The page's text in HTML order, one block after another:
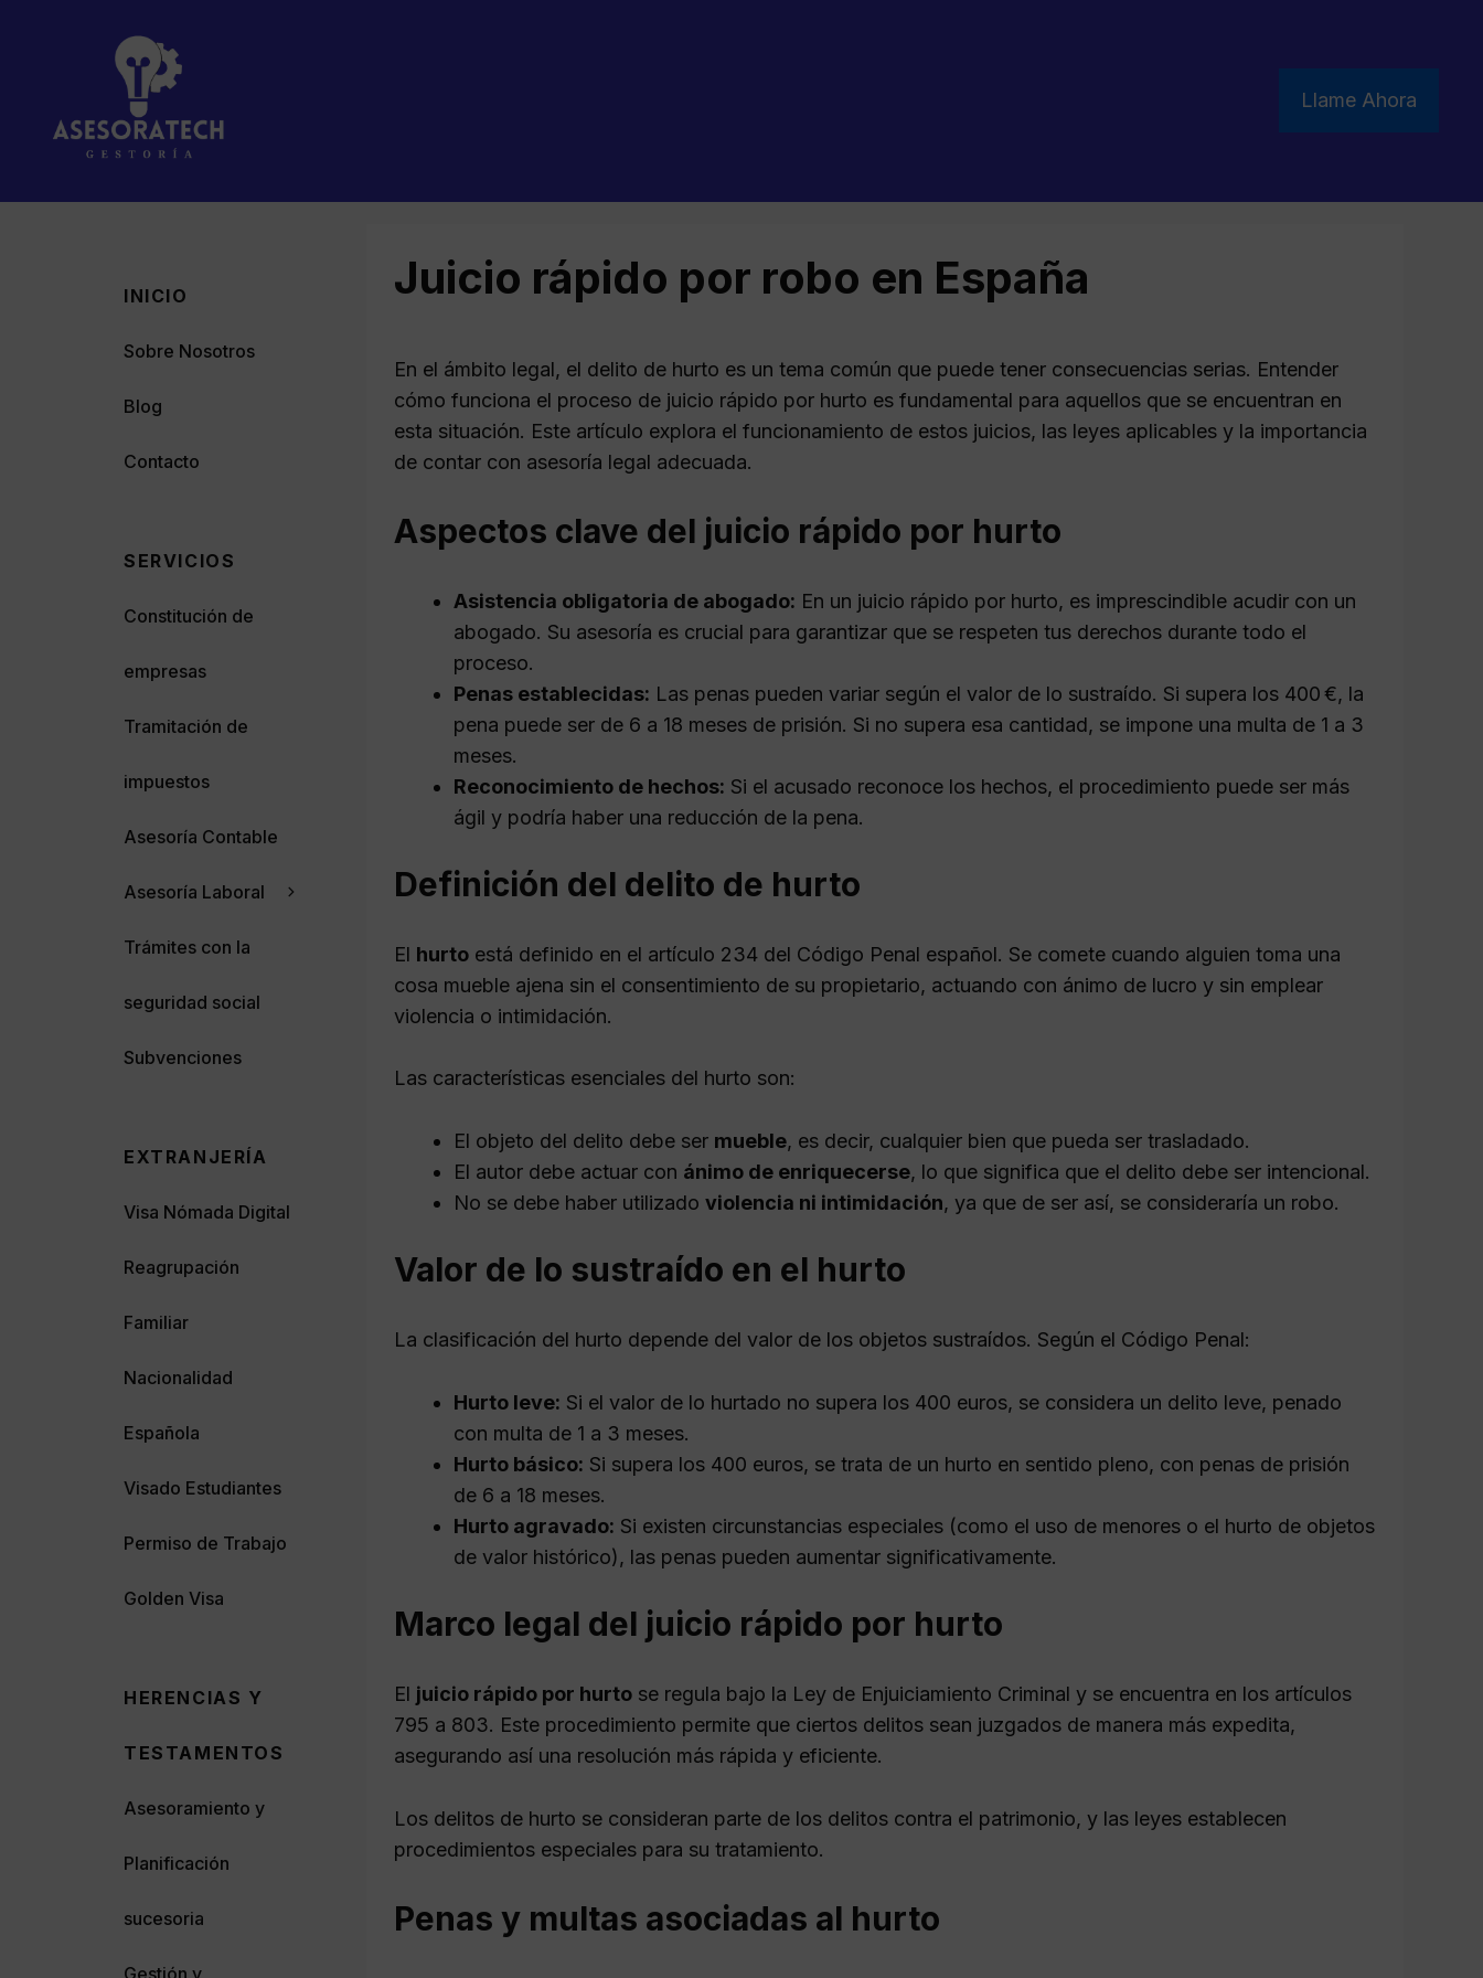
Llame Ahora
Juicio rápido por robo en España
En el ámbito legal, el delito de hurto es un tema común que puede tener consecuencias serias. Entender
cómo funciona el proceso de juicio rápido por hurto es fundamental para aquellos que se encuentran en
esta situación. Este artículo explora el funcionamiento de estos juicios, las leyes aplicables y la importancia
de contar con asesoría legal adecuada.
Aspectos clave del juicio rápido por hurto
Asistencia obligatoria de abogado: En un juicio rápido por hurto, es imprescindible acudir con un
abogado. Su asesoría es crucial para garantizar que se respeten tus derechos durante todo el
proceso.
Penas establecidas: Las penas pueden variar según el valor de lo sustraído. Si supera los 400 €, la
pena puede ser de 6 a 18 meses de prisión. Si no supera esa cantidad, se impone una multa de 1 a 3
meses.
Reconocimiento de hechos: Si el acusado reconoce los hechos, el procedimiento puede ser más
ágil y podría haber una reducción de la pena.
Definición del delito de hurto
El hurto está definido en el artículo 234 del Código Penal español. Se comete cuando alguien toma una
cosa mueble ajena sin el consentimiento de su propietario, actuando con ánimo de lucro y sin emplear
violencia o intimidación.
Las características esenciales del hurto son:
El objeto del delito debe ser mueble, es decir, cualquier bien que pueda ser trasladado.
El autor debe actuar con ánimo de enriquecerse, lo que significa que el delito debe ser intencional.
No se debe haber utilizado violencia ni intimidación, ya que de ser así, se consideraría un robo.
Valor de lo sustraído en el hurto
La clasificación del hurto depende del valor de los objetos sustraídos. Según el Código Penal:
Hurto leve: Si el valor de lo hurtado no supera los 400 euros, se considera un delito leve, penado
con multa de 1 a 3 meses.
Hurto básico: Si supera los 400 euros, se trata de un hurto en sentido pleno, con penas de prisión
de 6 a 18 meses.
Hurto agravado: Si existen circunstancias especiales (como el uso de menores o el hurto de objetos
de valor histórico), las penas pueden aumentar significativamente.
Marco legal del juicio rápido por hurto
El juicio rápido por hurto se regula bajo la Ley de Enjuiciamiento Criminal y se encuentra en los artículos
795 a 803. Este procedimiento permite que ciertos delitos sean juzgados de manera más expedita,
asegurando así una resolución más rápida y eficiente.
Los delitos de hurto se consideran parte de los delitos contra el patrimonio, y las leyes establecen
procedimientos especiales para su tratamiento.
Penas y multas asociadas al hurto
INICIO
Sobre Nosotros
Blog
Contacto
SERVICIOS
Constitución de
empresas
Tramitación de
impuestos
Asesoría Contable
Asesoría Laboral
Trámites con la
seguridad social
Subvenciones
EXTRANJERÍA
Visa Nómada Digital
Reagrupación
Familiar
Nacionalidad
Española
Visado Estudiantes
Permiso de Trabajo
Golden Visa
HERENCIAS Y
TESTAMENTOS
Asesoramiento y
Planificación
sucesoria
Gestión y